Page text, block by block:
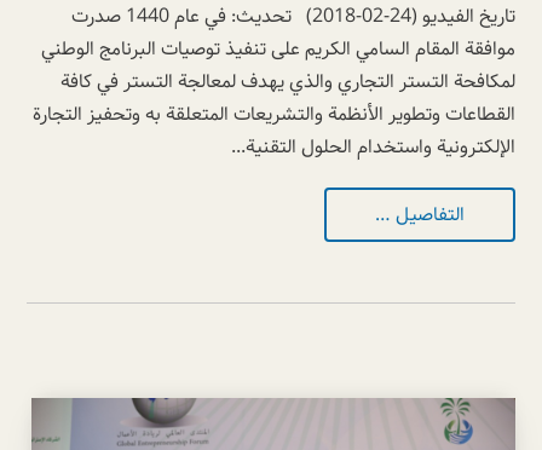
تاريخ الفيديو (24-02-2018) تحديث: في عام 1440 صدرت
موافقة المقام السامي الكريم على تنفيذ توصيات البرنامج الوطني
لمكافحة التستر التجاري والذي يهدف لمعالجة التستر في كافة
القطاعات وتطوير الأنظمة والتشريعات المتعلقة به وتحفيز التجارة
الإلكترونية واستخدام الحلول التقنية...
التفاصيل …